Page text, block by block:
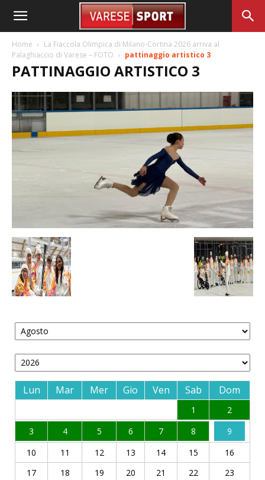
Home
La Fiaccola Olimpica di Milano-Cortina 2026 arriva al
Palaghiaccio di Varese – FOTO
pattinaggio artistico 3
PATTINAGGIO ARTISTICO 3
Lun Mar Mer Gio Ven Sab Dom
1
2
3
4 5 6 7 8
9
10
11 12 13 14 15
16
17
18 19 20 21 22
23